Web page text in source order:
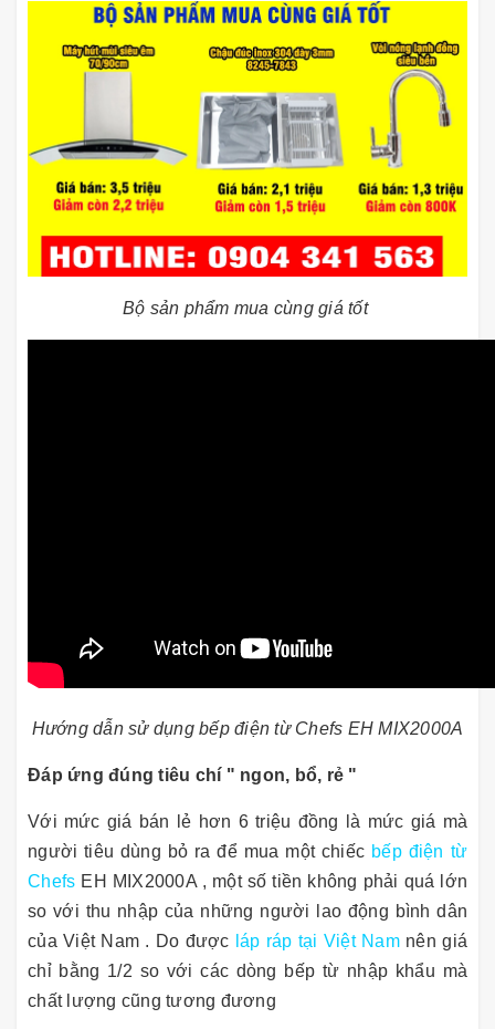
Bộ sản phẩm mua cùng giá tốt
Hướng dẫn sử dụng bếp điện từ Chefs EH MIX2000A
Đáp ứng đúng tiêu chí " ngon, bổ, rẻ "
Với mức giá bán lẻ hơn 6 triệu đồng là mức giá mà
người tiêu dùng bỏ ra để mua một chiếc bếp điện từ
Chefs EH MIX2000A , một số tiền không phải quá lớn
so với thu nhập của những người lao động bình dân
của Việt Nam . Do được láp ráp tại Việt Namnên giá
chỉ bằng 1/2 so với các dòng bếp từ nhập khẩu mà
chất lượng cũng tương đương